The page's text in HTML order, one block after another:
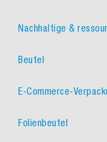
Nachhaltige &
Beutel
E-Commerce-
Folienbeutel